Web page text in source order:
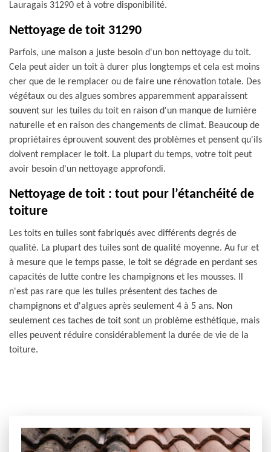
Lauragais 31290 et à votre disponibilité.
Nettoyage de toit 31290
Parfois, une maison a juste besoin d'un bon nettoyage du toit.
Cela peut aider un toit à durer plus longtemps et cela est moins
cher que de le remplacer ou de faire une rénovation totale. Des
végétaux ou des algues sombres apparemment apparaissent
souvent sur les tuiles du toit en raison d'un manque de lumière
naturelle et en raison des changements de climat. Beaucoup de
propriétaires éprouvent souvent des problèmes et pensent qu'ils
doivent remplacer le toit. La plupart du temps, votre toit peut
avoir besoin d'un nettoyage approfondi.
Nettoyage de toit : tout pour l’étanchéité de
toiture
Les toits en tuiles sont fabriqués avec différents degrés de
qualité. La plupart des tuiles sont de qualité moyenne. Au fur et
à mesure que le temps passe, le toit se dégrade en perdant ses
capacités de lutte contre les champignons et les mousses. Il
n'est pas rare que les tuiles présentent des taches de
champignons et d'algues après seulement 4 à 5 ans. Non
seulement ces taches de toit sont un problème esthétique, mais
elles peuvent réduire considérablement la durée de vie de la
toiture.